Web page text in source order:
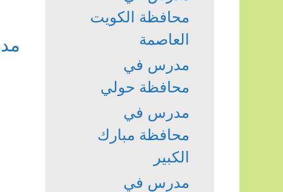
محافظة الكويت
العاصمة
مدرس في
محافظة حولي
مدرس في
محافظة مبارك
الكبير
مدرس في